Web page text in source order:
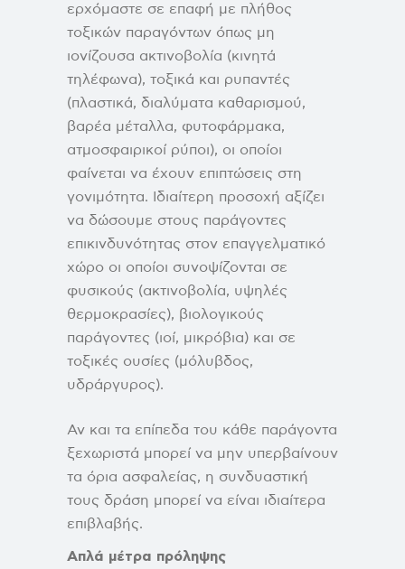
ερχόμαστε σε επαφή με πλήθος
τοξικών παραγόντων όπως μη
ιονίζουσα ακτινοβολία (κινητά
τηλέφωνα), τοξικά και ρυπαντές
(πλαστικά, διαλύματα καθαρισμού,
βαρέα μέταλλα, φυτοφάρμακα,
ατμοσφαιρικοί ρύποι), οι οποίοι
φαίνεται να έχουν επιπτώσεις στη
γονιμότητα. Ιδιαίτερη προσοχή αξίζει
να δώσουμε στους παράγοντες
επικινδυνότητας στον επαγγελματικό
χώρο οι οποίοι συνοψίζονται σε
φυσικούς (ακτινοβολία, υψηλές
θερμοκρασίες), βιολογικούς
παράγοντες (ιοί, μικρόβια) και σε
τοξικές ουσίες (μόλυβδος,
υδράργυρος).
Αν και τα επίπεδα του κάθε παράγοντα
ξεχωριστά μπορεί να μην υπερβαίνουν
τα όρια ασφαλείας, η συνδυαστική
τους δράση μπορεί να είναι ιδιαίτερα
επιβλαβής.
Απλά μέτρα πρόληψης